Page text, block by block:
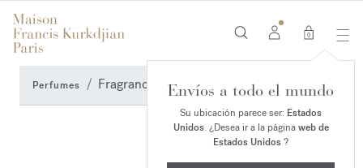
0
Envíos a todo el mundo
Su ubicación parece ser: Estados
Unidos. ¿Desea ir a la páginaweb de
Estados Unidos?
Perfumes Fragrance Finder